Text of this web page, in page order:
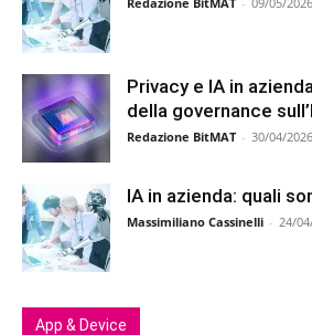
Privacy e IA in
della governance
Redazione BitMAT - 30/04/2026
IA in azienda: quali
Massimiliano Cassinelli - 24/
App & Device